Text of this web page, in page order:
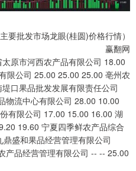
要批发市场龙眼(桂圆)价格行情）
赢翻网
原市河西农产品有限公司 18.00
限公司 25.00 25.00 25.00 亳州农
口果品批发发展有限责任公司
物流中心有限公司 28.00 10.00
有限公司 17.00 15.00 16.00 湖
19.60 宁夏四季鲜农产品综合
盛和果品经营管理有限公司
产品经营管理有限公司 -- -- 25.00